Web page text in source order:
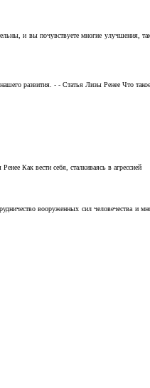
и вы почувствуете многие улучшения,
развития. - - Статья Лизы Ренее Что
Как вести себя, сталкиваясь в агрессией
вооруженных сил человечества и